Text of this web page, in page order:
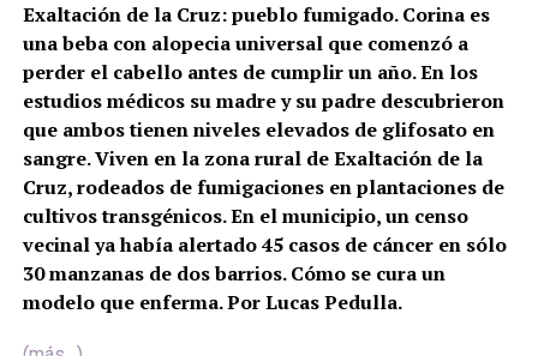
Exaltación de la Cruz: pueblo fumigado. Corina es
una beba con alopecia universal que comenzó a
perder el cabello antes de cumplir un año. En los
estudios médicos su madre y su padre descubrieron
que ambos tienen niveles elevados de glifosato en
sangre. Viven en la zona rural de Exaltación de la
Cruz, rodeados de fumigaciones en plantaciones de
cultivos transgénicos. En el municipio, un censo
vecinal ya había alertado 45 casos de cáncer en sólo
30 manzanas de dos barrios. Cómo se cura un
modelo que enferma. Por Lucas Pedulla.